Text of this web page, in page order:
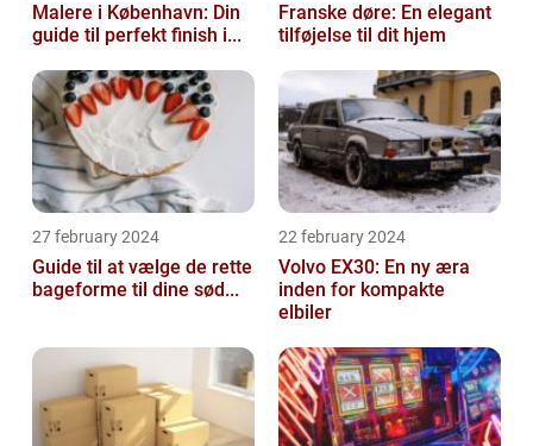
Malere i København: Din
guide til perfekt finish i...
Franske døre: En elegant
tilføjelse til dit hjem
27 february 2024
Guide til at vælge de rette
bageforme til dine sød...
22 february 2024
Volvo EX30: En ny æra
inden for kompakte
elbiler